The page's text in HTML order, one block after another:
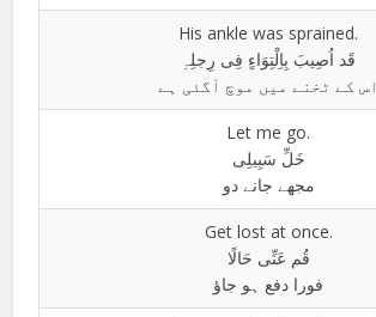
His ankle was sprained.
قَد اُصِیبَ بِاِلْتِوَاءٍ فِی رِجلِہِ
اس کے ٹخنے میں موچ آگئی ہے
Let me go.
خَلِّ سَبِیلِی
مجھے جانے دو
Get lost at once.
قُم عَنِّی حَالًا
فورا دفع ہو جاؤ